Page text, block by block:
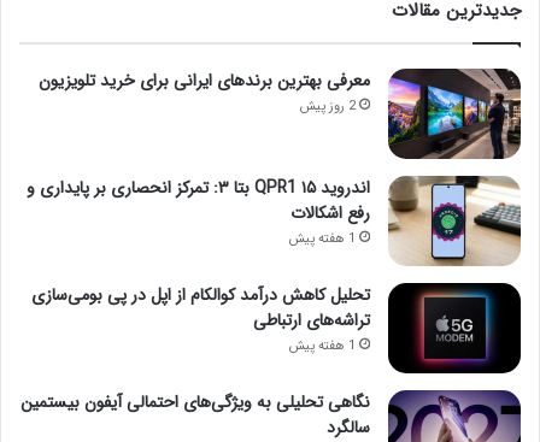
جدیدترین مقالات
معرفی بهترین برندهای ایرانی برای خرید تلویزیون
2 روز پیش
اندروید ۱۵ QPR1 بتا ۳: تمرکز انحصاری بر پایداری و
رفع اشکالات
1 هفته پیش
تحلیل کاهش درآمد کوالکام از اپل در پی بومی‌سازی
تراشه‌های ارتباطی
1 هفته پیش
نگاهی تحلیلی به ویژگی‌های احتمالی آیفون بیستمین
سالگرد